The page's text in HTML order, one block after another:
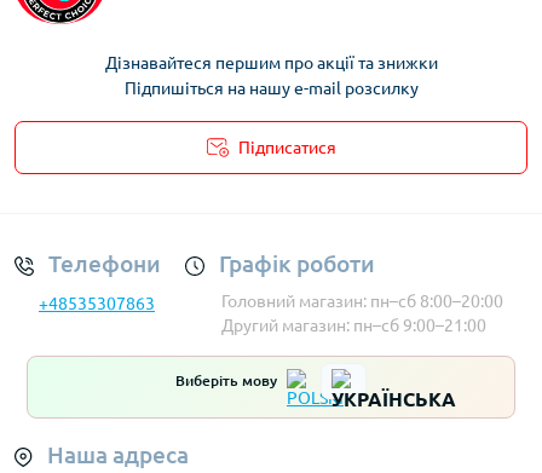
Дізнавайтеся першим про акції та знижки
Підпишіться на нашу e-mail розсилку
Підписатися
Телефони
+48535307863
Графік роботи
Головний магазин: пн–сб 8:00–20:00
Другий магазин: пн–сб 9:00–21:00
Виберіть мову
Наша адреса